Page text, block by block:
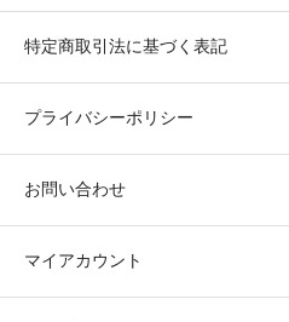
特定商取引法に基づく表記
プライバシーポリシー
お問い合わせ
マイアカウント